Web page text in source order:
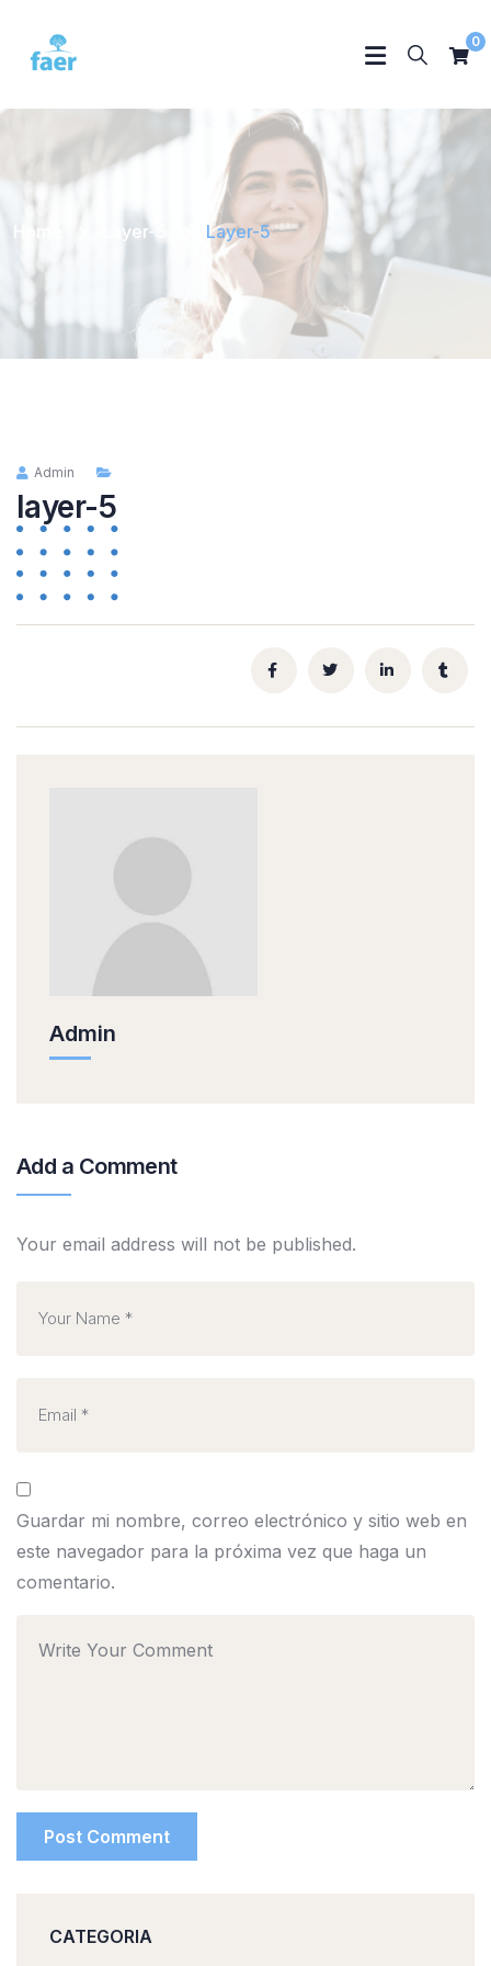
0
Home Layer-5 Layer-5
Admin
layer-5
Admin
Add a Comment
Your email address will not be published.
Guardar mi nombre, correo electrónico y sitio web en
este navegador para la próxima vez que haga un
comentario.
CATEGORIA